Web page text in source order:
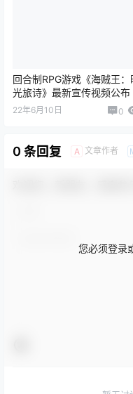
回合制RPG游戏《海贼王：
光旅诗》最新宣传视频公布
22年6月10日 0
0 条回复 A 文章作者
您必须登录